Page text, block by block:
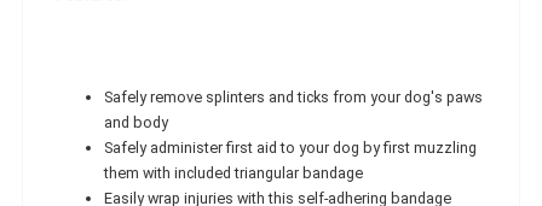
Safely remove splinters and ticks from your dog's paws
and body
Safely administer first aid to your dog by first muzzling
them with included triangular bandage
Easily wrap injuries with this self-adhering bandage